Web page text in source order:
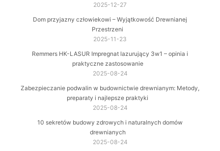
2025-12-27
Dom przyjazny człowiekowi – Wyjątkowość Drewnianej
Przestrzeni
2025-11-23
Remmers HK-LASUR Impregnat lazurujący 3w1 – opinia i
praktyczne zastosowanie
2025-08-24
Zabezpieczanie podwalin w budownictwie drewnianym: Metody,
preparaty i najlepsze praktyki
2025-08-24
10 sekretów budowy zdrowych i naturalnych domów
drewnianych
2025-08-24